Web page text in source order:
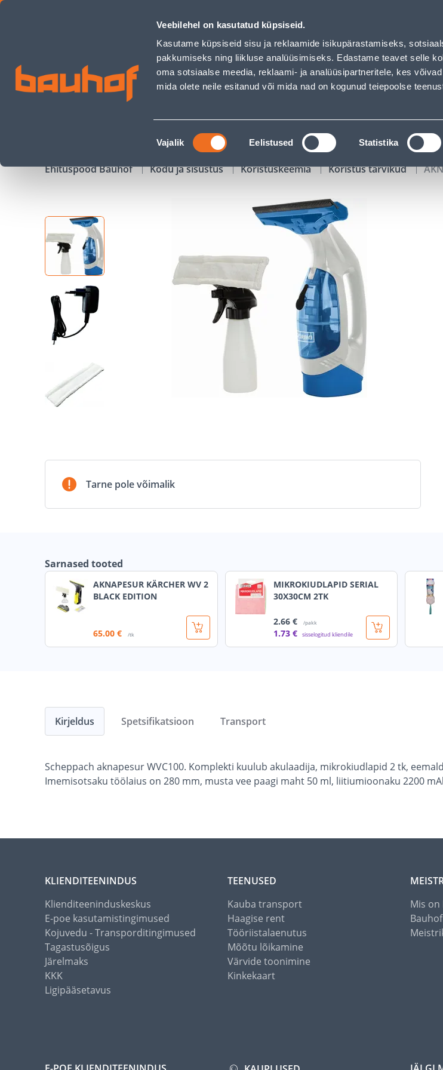
Veebilehel on kasutatud küpsiseid.
Kasutame küpsiseid sisu ja reklaamide isikupärastamiseks,
pakkumiseks ning liikluse analüüsimiseks. Edastame teavet selle
oma sotsiaalse meedia, reklaami- ja analüüsipartneritele, kes
mida olete neile esitanud või mida nad on kogunud teiepoolse
Nõusoleku
valik
Vajalik Eelistused Statistika
AKNAPESUR SCHEPPACH WVC100 - Bauhof has loaded
Äriklienditeenindus Klienditeenindus Teenused Karjäärileht
OTSI
KAMPAANIAD KATALOOGID
Ehituspood Bauhof Kodu ja sisustus Koristuskeemia Koristus tarvikud
Tarne pole võimalik
Sarnased tooted
AKNAPESUR KÄRCHER WV 2
BLACK EDITION
65.00 € /tk
MIKROKIUDLAPID SERIAL
30X30CM 2TK
2.66 € /pakk
1.73 € sisselogitud kliendile
Kirjeldus
Scheppach aknapesur WVC100. Komplekti kuulub akulaadija, mikrokiudlapid 2 tk,
Imemisotsaku töölaius on 280 mm, musta vee paagi maht 50 ml, liitiumioonaku 2200
Spetsifikatsioon Transport
KLIENDITEENINDUS
Klienditeeninduskeskus
E-poe kasutamistingimused
Kojuvedu - Transporditingimused
Tagastusõigus
Järelmaks
KKK
Ligipääsetavus
TEENUSED
Kauba transport
Haagise rent
Tööriistalaenutus
Mõõtu lõikamine
Värvide toonimine
Kinkekaart
Mis